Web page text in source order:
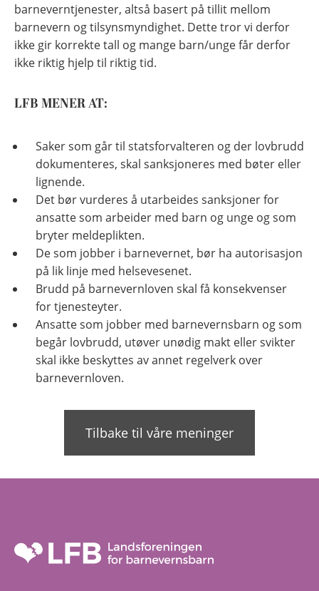
barneverntjenester, altså basert på tillit mellom
barnevern og tilsynsmyndighet. Dette tror vi derfor
ikke gir korrekte tall og mange barn/unge får derfor
ikke riktig hjelp til riktig tid.
LFB MENER AT:
Saker som går til statsforvalteren og der lovbrudd
dokumenteres, skal sanksjoneres med bøter eller
lignende.
Det bør vurderes å utarbeides sanksjoner for
ansatte som arbeider med barn og unge og som
bryter meldeplikten.
De som jobber i barnevernet, bør ha autorisasjon
på lik linje med helsevesenet.
Brudd på barnevernloven skal få konsekvenser
for tjenesteyter.
Ansatte som jobber med barnevernsbarn og som
begår lovbrudd, utøver unødig makt eller svikter
skal ikke beskyttes av annet regelverk over
barnevernloven.
Tilbake til våre meninger